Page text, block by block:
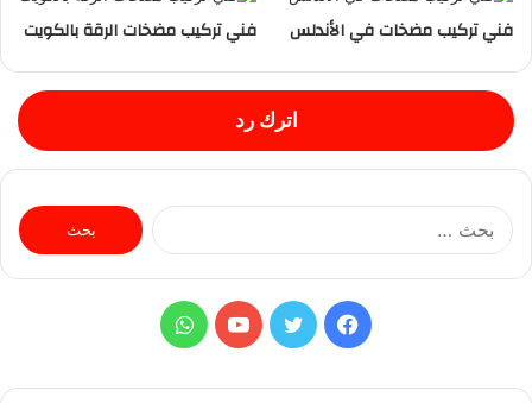
فني تركيب مضخات في الأندلس فني تركيب مضخات الرقة بالكويت
اترك رد
: